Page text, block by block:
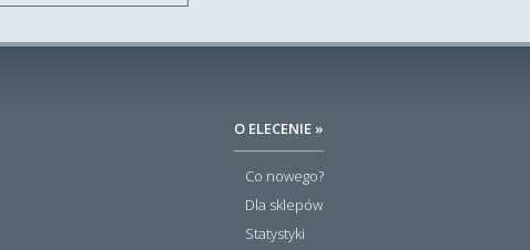
O ELECENIE »
Co nowego?
Dla sklepów
Statystyki